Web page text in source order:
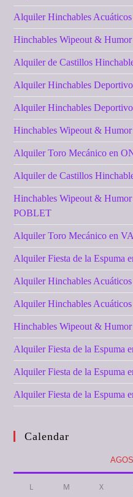
Alquiler Hinchables
Hinchables Wipeout &
Alquiler de Castillos
Alquiler Hinchables
Alquiler Hinchables
Hinchables Wipeout &
Alquiler Toro Mecánico en
Alquiler de Castillos
Hinchables Wipeout &
POBLET
Alquiler Toro Mecánico en
Alquiler Fiesta de la Espuma
Alquiler Hinchables
Alquiler Hinchables
Hinchables Wipeout &
Alquiler Fiesta de la Espuma
Alquiler Fiesta de la
Alquiler Fiesta de la Espuma
Calendar
L M X